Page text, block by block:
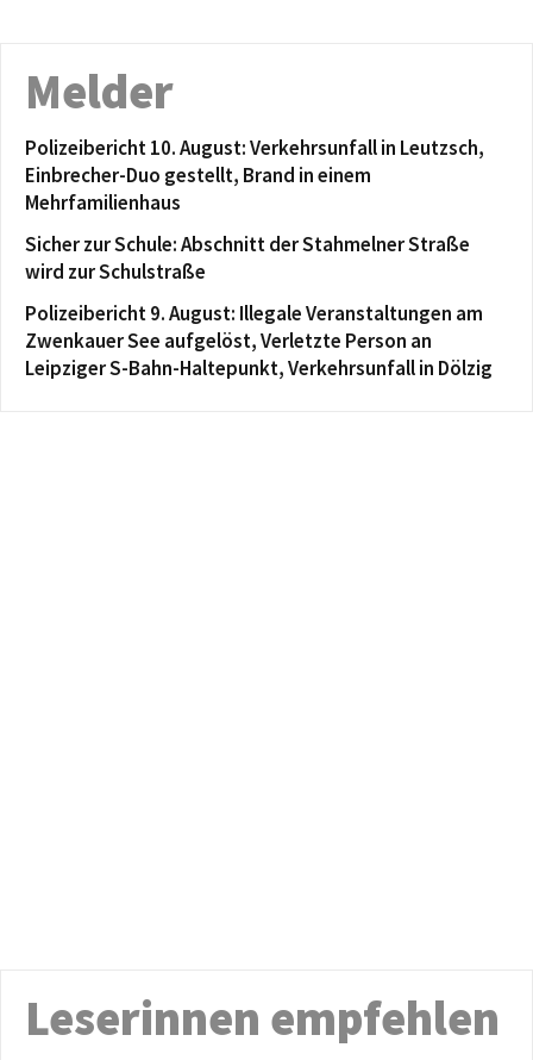
Melder
Polizeibericht 10. August: Verkehrsunfall in Leutzsch,
Einbrecher-Duo gestellt, Brand in einem
Mehrfamilienhaus
Sicher zur Schule: Abschnitt der Stahmelner Straße
wird zur Schulstraße
Polizeibericht 9. August: Illegale Veranstaltungen am
Zwenkauer See aufgelöst, Verletzte Person an
Leipziger S-Bahn-Haltepunkt, Verkehrsunfall in Dölzig
Leserinnen empfehlen